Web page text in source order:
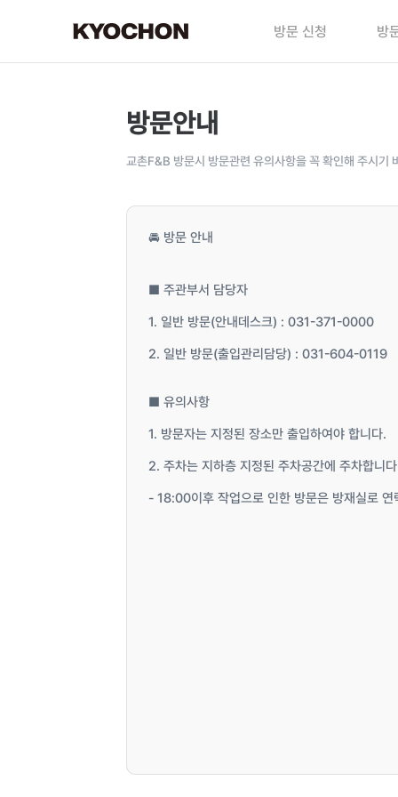
방문 신청 방
방문안내
교촌F&B 방문시 방문관련 유의사항을 꼭 확인해 주시기